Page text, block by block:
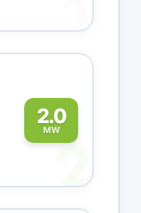
2.0
MW
2